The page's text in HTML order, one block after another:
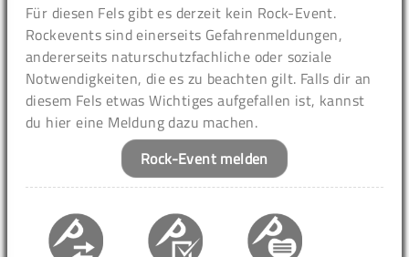
Für diesen Fels gibt es derzeit kein Rock-Event.
Rockevents sind einerseits Gefahrenmeldungen,
andererseits naturschutzfachliche oder soziale
Notwendigkeiten, die es zu beachten gilt. Falls dir an
diesem Fels etwas Wichtiges aufgefallen ist, kannst
du hier eine Meldung dazu machen.
Rock-Event melden